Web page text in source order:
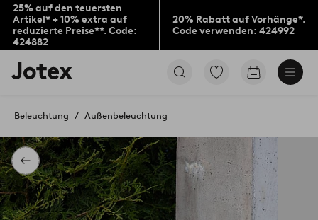
25% auf den teuersten
Artikel* + 10% extra auf
reduzierte Preise**. Code:
424882
20% Rabatt auf Vorhänge*.
Code verwenden: 424992
Jotex-
Logo
Startseite
Zu
Produkten
gehen
Zum
Zurück
Beleuchtung Außenbeleuchtung